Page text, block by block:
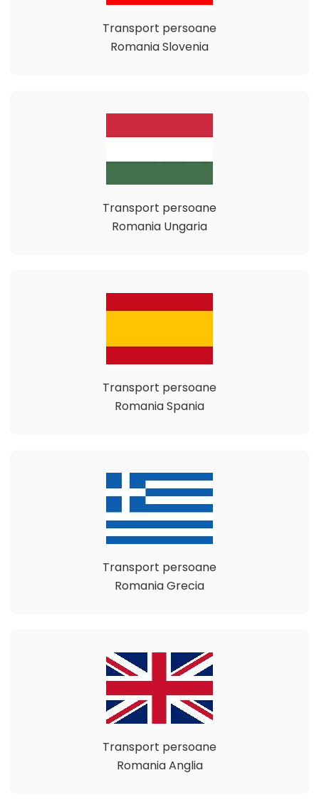
Transport persoane
Romania Slovenia
Transport persoane
Romania Ungaria
Transport persoane
Romania Spania
Transport persoane
Romania Grecia
Transport persoane
Romania Anglia